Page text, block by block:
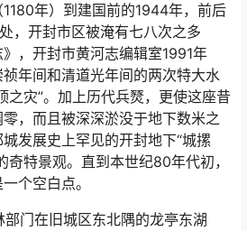
年）到建国前的1944年，前后
，开封市区被淹有七八次之多
》，开封市黄河志编辑室1991年
年间和清道光年间的两次特大水
之灾”。加上历代兵燹，更使这座昔
，而且被深深淤没于地下数米之
发展史上罕见的开封地下“城摞
奇特景观。直到本世纪80年代初，
个空白点。
门在旧城区东北隅的龙亭东湖